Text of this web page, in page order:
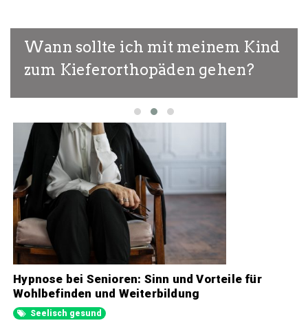
Wann sollte ich mit meinem Kind
zum Kieferorthopäden gehen?
Hypnose bei Senioren: Sinn und Vorteile für
Wohlbefinden und Weiterbildung
Seelisch gesund